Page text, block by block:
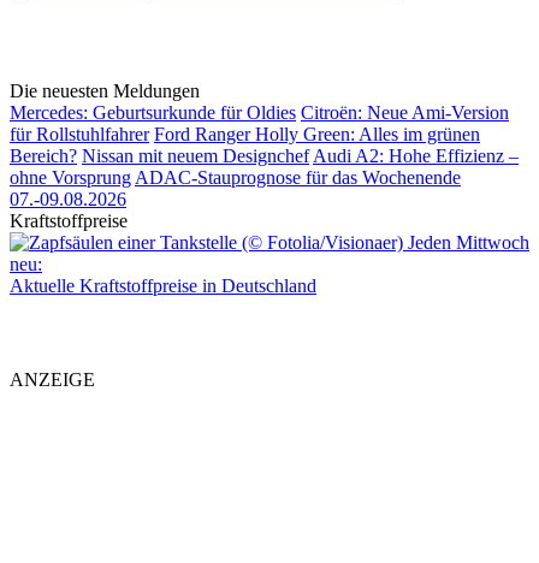
Die neuesten Meldungen
Mercedes: Geburtsurkunde für Oldies Citroën: Neue Ami-Version
für Rollstuhlfahrer Ford Ranger Holly Green: Alles im grünen
Bereich? Nissan mit neuem Designchef Audi A2: Hohe Effizienz –
ohne Vorsprung ADAC-Stauprognose für das Wochenende
07.-09.08.2026
Kraftstoffpreise
Jeden Mittwoch
neu:
Aktuelle Kraftstoffpreise in Deutschland
ANZEIGE